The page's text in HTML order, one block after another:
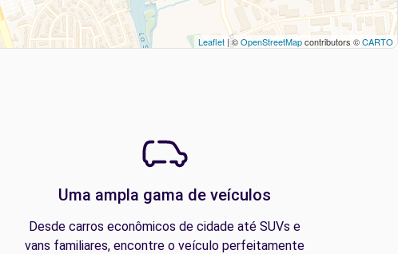
Leaflet | ©OpenStreetMapcontributors ©CARTO
Uma ampla gama de veículos
Desde carros econômicos de cidade até SUVs e
vans familiares, encontre o veículo perfeitamente